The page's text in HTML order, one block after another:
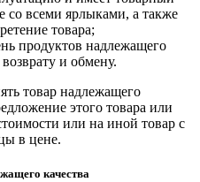
со всеми ярлыками, а также
товара;
продуктов надлежащего
и обмену.
товар надлежащего
этого товара или
или на иной товар с
в цене.
качества